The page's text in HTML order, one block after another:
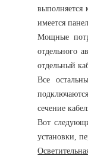
выполняется
имеется
Мощные
отдельного
отдельный
Все
сечение
Вот
установки,